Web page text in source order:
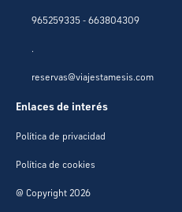
965259335 - 663804309
.
reservas@viajestamesis.com
Enlaces de interés
Política de privacidad
Política de cookies
@ Copyright 2026